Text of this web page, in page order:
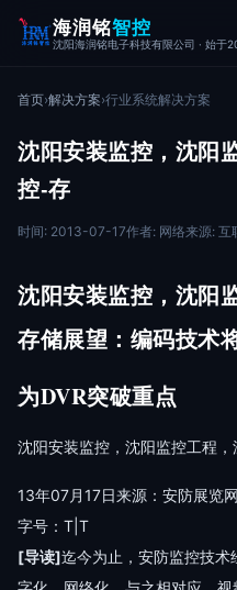
海润铭智控
沈阳海润铭电子科技有限公司 · 始于
首页›解决方案›行业系统解决方案
沈阳安装监控，沈阳
控-存
时间: 2013-07-17作者: 网络来源: 互
沈阳安装监控，沈阳
存储展望：编码技术
为DVR突破重点
沈阳安装监控，沈阳监控工程
13年07月17日来源：安防展览网
字号： T T
[导读]迄今为止，安防监控技术